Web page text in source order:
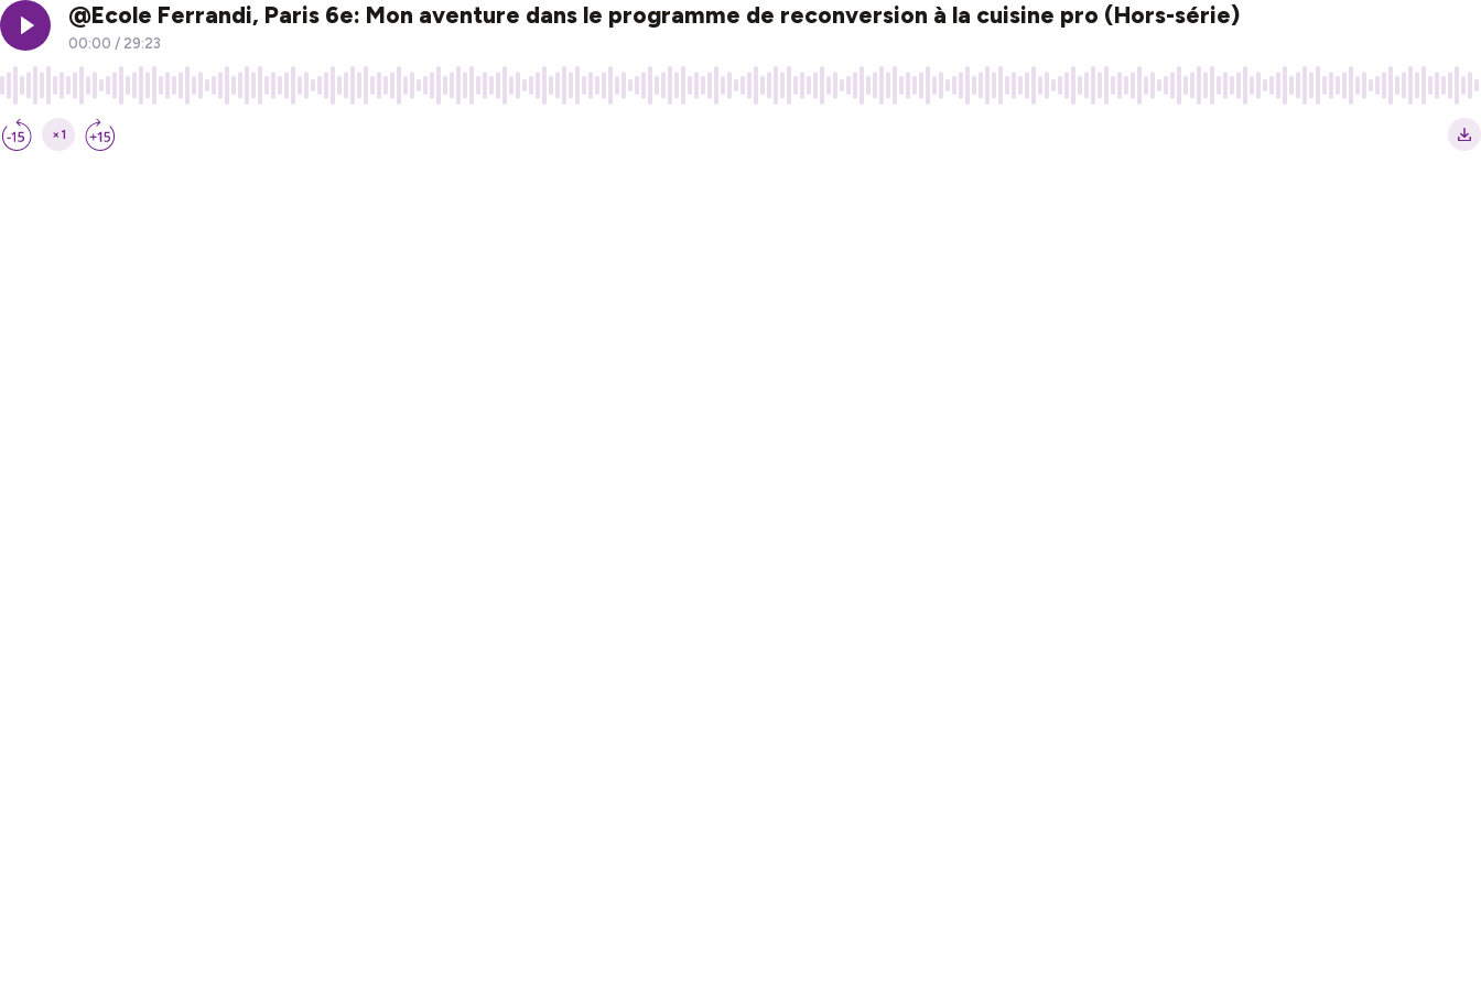
@Ecole Ferrandi, Paris 6e: Mon aventure dans le programme de reconversion à la cuisine pro (Hors-série)
00:00 / 29:23
×1